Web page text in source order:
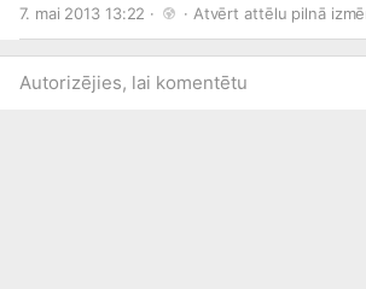
7. mai 2013 13:22 · · Atvērt attēlu pilnā
Autorizējies, lai komentētu